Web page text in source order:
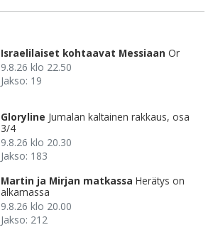
Israelilaiset kohtaavat Messiaan Or
9.8.26 klo 22.50
Jakso: 19
Gloryline Jumalan kaltainen rakkaus, osa
3/4
9.8.26 klo 20.30
Jakso: 183
Martin ja Mirjan matkassa Herätys on
alkamassa
9.8.26 klo 20.00
Jakso: 212